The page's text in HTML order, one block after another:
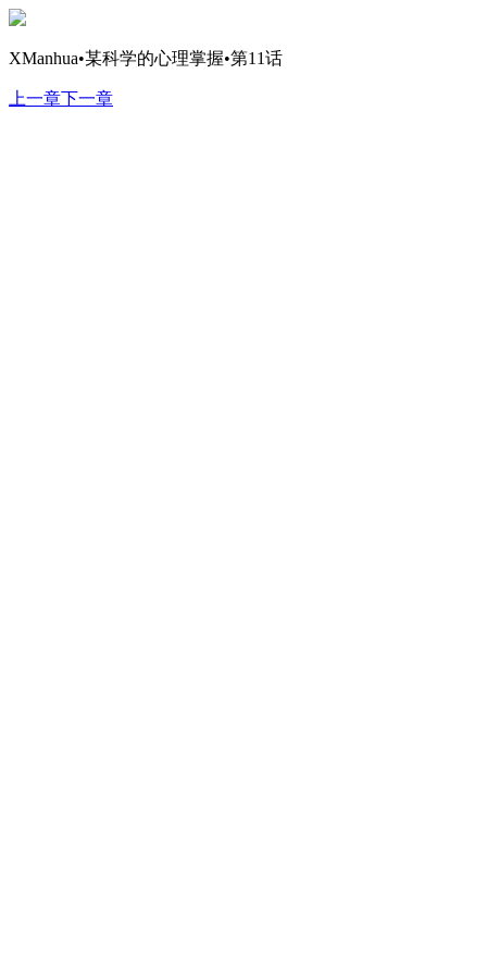
XManhua•某科学的心理掌握•第11话
上一章下一章